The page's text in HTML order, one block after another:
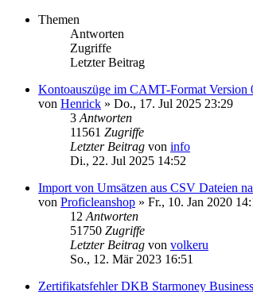
Themen
Antworten
Zugriffe
Letzter Beitrag
Kontoauszüge im CAMT-Format Version
von Henrick » Do., 17. Jul 2025 23:29
3 Antworten
11561 Zugriffe
Letzter Beitrag von info
Di., 22. Jul 2025 14:52
Import von Umsätzen aus CSV Dateien
von Proficleanshop » Fr., 10. Jan 2020
12 Antworten
51750 Zugriffe
Letzter Beitrag von volkeru
So., 12. Mär 2023 16:51
Zertifikatsfehler DKB Starmoney